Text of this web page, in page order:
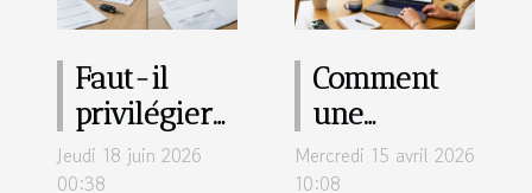
Faut-il
privilégier
le leasing
ou l’achat
Jeudi 18 juin 2026
00:38
Comment
une
boutique en
ligne
Mercredi 15 avril 2026
10:08